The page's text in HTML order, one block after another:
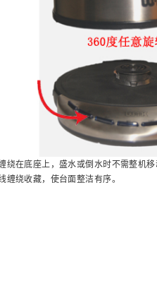
绕在底座上，盛水或倒水时不需整机
缠绕收藏，使台面整洁有序。